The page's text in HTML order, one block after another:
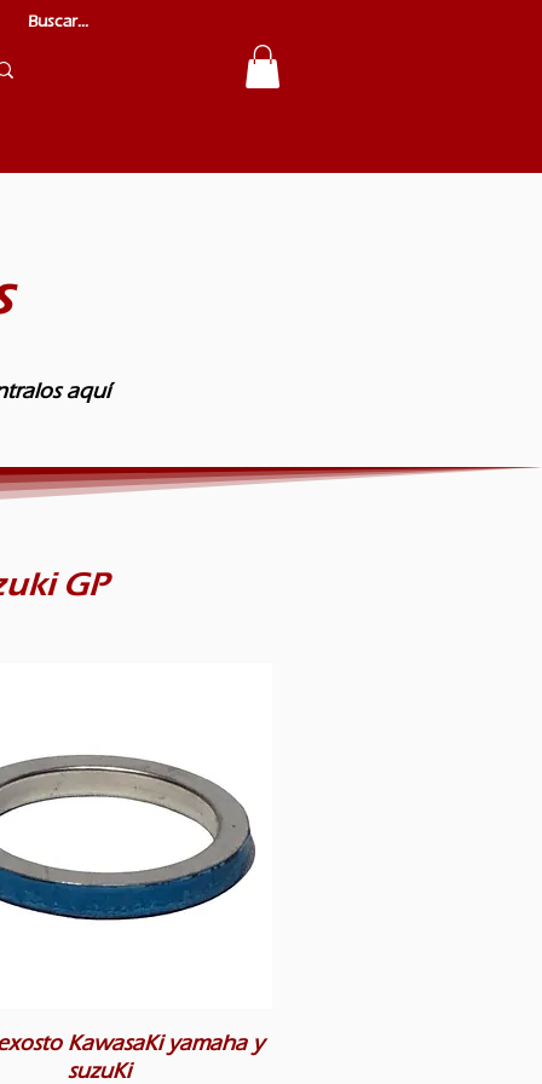
aquí
GP
KawasaKi yamaha y
suzuKi